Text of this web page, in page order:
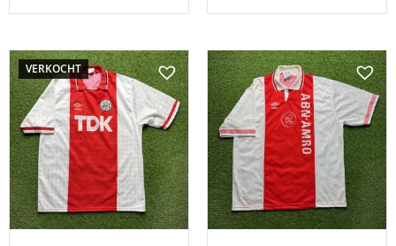
VERKOCHT